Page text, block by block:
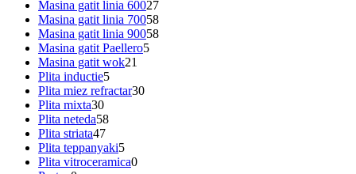
Masina gatit linia 60027
Masina gatit linia 70058
Masina gatit linia 90058
Masina gatit Paellero5
Masina gatit wok21
Plita inductie5
Plita miez refractar30
Plita mixta30
Plita neteda58
Plita striata47
Plita teppanyaki5
Plita vitroceramica0